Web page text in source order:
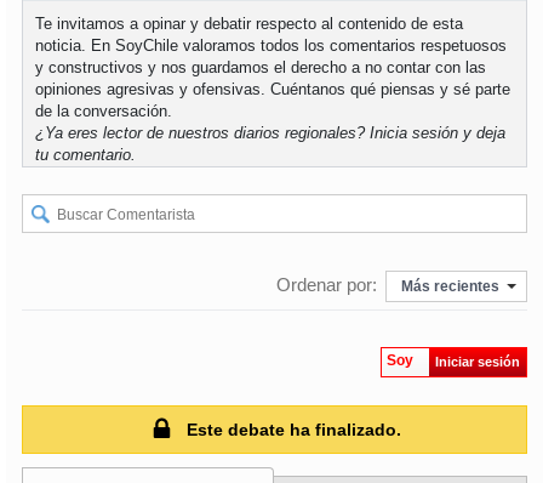
soyarauco
soytemuco
soyvaldivia
soyosorno
Te invitamos a opinar y debatir respecto al contenido de esta
noticia. En SoyChile valoramos todos los comentarios respetuosos
y constructivos y nos guardamos el derecho a no contar con las
opiniones agresivas y ofensivas. Cuéntanos qué piensas y sé parte
de la conversación.
¿Ya eres lector de nuestros diarios regionales?Inicia sesión y deja
tu comentario.
Ordenar por: Más recientes
Soy Iniciar sesión
Este debate ha finalizado.